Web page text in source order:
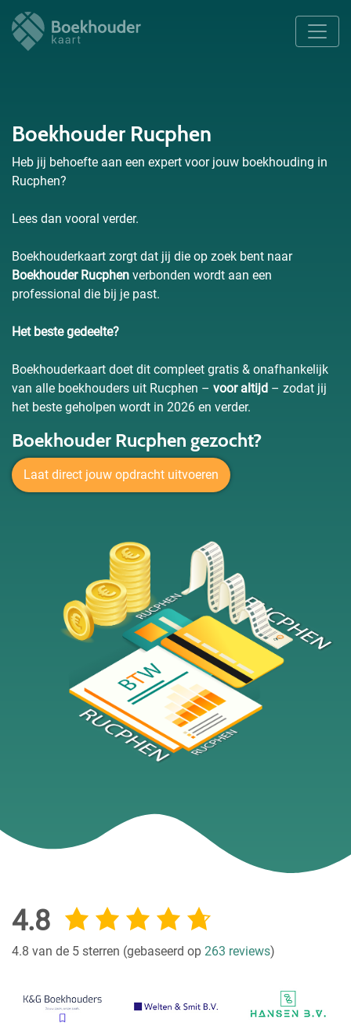
Boekhouder Rucphen
Heb jij behoefte aan een expert voor jouw boekhouding in
Rucphen?
Lees dan vooral verder.
Boekhouderkaart zorgt dat jij die op zoek bent naar
Boekhouder Rucphen verbonden wordt aan een
professional die bij je past.
Het beste gedeelte?
Boekhouderkaart doet dit compleet gratis & onafhankelijk
van alle boekhouders uit Rucphen – voor altijd – zodat jij
het beste geholpen wordt in 2026 en verder.
Boekhouder Rucphen gezocht?
Laat direct jouw opdracht uitvoeren
4.8
4.8 van de 5 sterren (gebaseerd op 263 reviews)